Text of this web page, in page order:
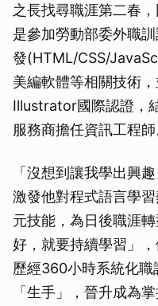
之長找尋職涯第二春
是參加勞動部委外職
發(HTML/CSS/
美編軟體等相關技術
Illustrator國際認證，
服務商擔任資訊工程師
「沒想到讓我學出興
激發他對程式語言學
元技能，為日後職涯
好，就要持續學習」
歷經360小時系統化
「生手」，晉升成為